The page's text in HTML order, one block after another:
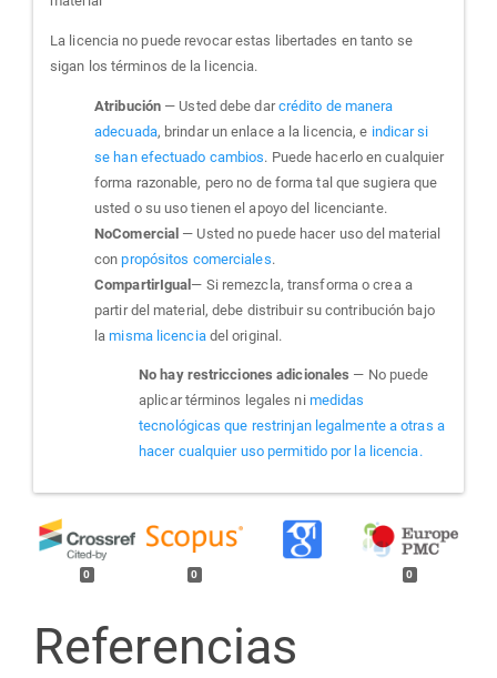
La licencia no puede revocar estas libertades en tanto se
sigan los términos de la licencia.
Atribución — Usted debe darcrédito de manera
adecuada, brindar un enlace a la licencia, e indicar si
se han efectuado cambios. Puede hacerlo en cualquier
forma razonable, pero no de forma tal que sugiera que
usted o su uso tienen el apoyo del licenciante.
NoComercial — Usted no puede hacer uso del material
conpropósitos comerciales.
CompartirIgual — Si remezcla, transforma o crea a
partir del material, debe distribuir su contribución bajo
lamisma licenciadel original.
No hay restricciones adicionales — No puede
aplicar términos legales ni medidas
tecnológicas que restrinjan legalmente a otras a
hacer cualquier uso permitido por la licencia.
0 0 0
Referencias